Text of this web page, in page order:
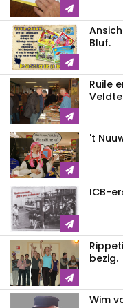
Bluf.
Ruile
't
ICB-
bezig.
Wim